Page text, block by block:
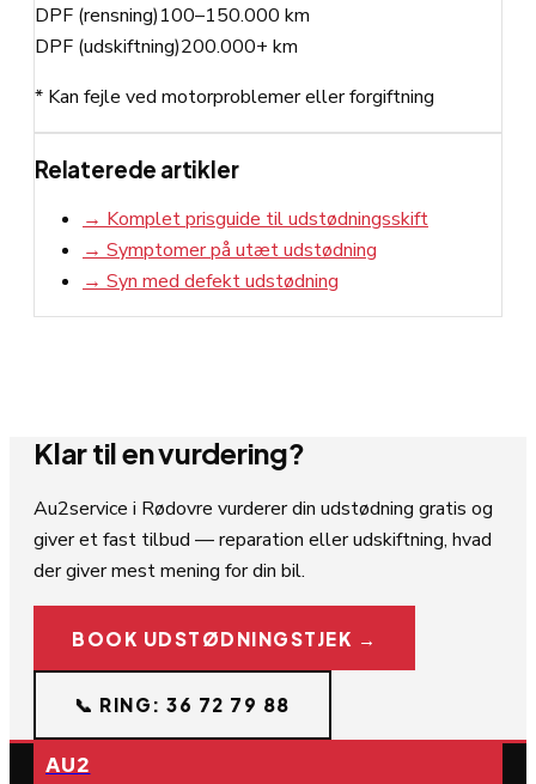
DPF (rensning)100–150.000 km
DPF (udskiftning)200.000+ km
* Kan fejle ved motorproblemer eller forgiftning
Relaterede artikler
→ Komplet prisguide til udstødningsskift
→ Symptomer på utæt udstødning
→ Syn med defekt udstødning
Klar til en vurdering?
Au2service i Rødovre vurderer din udstødning gratis og
giver et fast tilbud — reparation eller udskiftning, hvad
der giver mest mening for din bil.
BOOK UDSTØDNINGSTJEK →
📞 RING: 36 72 79 88
AU2